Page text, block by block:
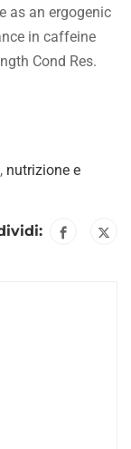
as an ergogenic
in caffeine
Cond Res.
, nutrizione e